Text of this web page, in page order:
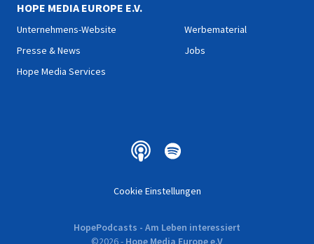
HOPE MEDIA EUROPE E.V.
Unternehmens-Website
Presse & News
Hope Media Services
Werbematerial
Jobs
Cookie Einstellungen
HopePodcasts - Am Leben interessiert
©2026- Hope Media Europe e.V